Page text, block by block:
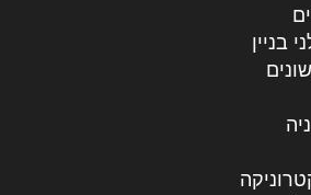
בניין